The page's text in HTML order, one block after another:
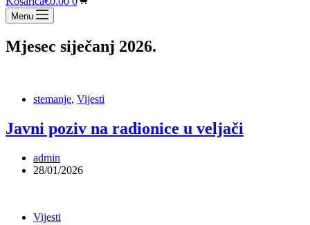
Menu
Mjesec siječanj 2026.
stemanje, Vijesti
Javni poziv na radionice u veljači
admin
28/01/2026
Vijesti